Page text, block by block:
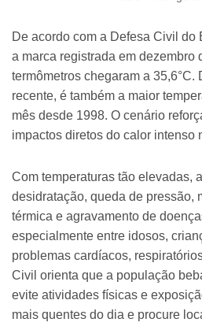
De acordo com a Defesa Civil do
a marca registrada em dezembro
termômetros chegaram a 35,6°C.
recente, é também a maior
mês desde 1998. O cenário
impactos diretos do calor intenso
Com temperaturas tão elevadas,
desidratação, queda de pressão,
térmica e agravamento de
especialmente entre idosos,
problemas cardíacos,
Civil orienta que a população
evite atividades físicas e
mais quentes do dia e procure